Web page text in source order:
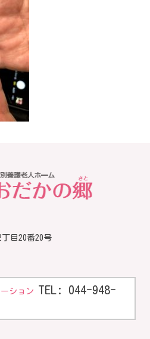
目20番20号
ション TEL: 044-948-